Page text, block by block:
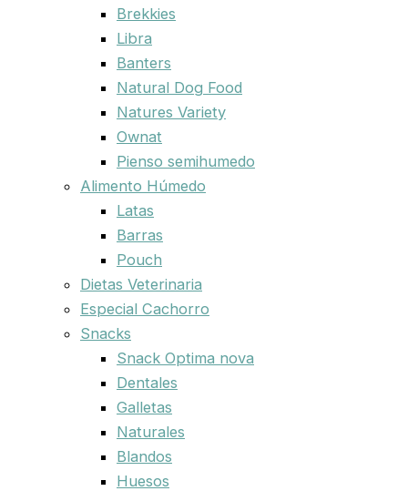
Brekkies
Libra
Banters
Natural Dog Food
Natures Variety
Ownat
Pienso semihumedo
Alimento Húmedo
Latas
Barras
Pouch
Dietas Veterinaria
Especial Cachorro
Snacks
Snack Optima nova
Dentales
Galletas
Naturales
Blandos
Huesos